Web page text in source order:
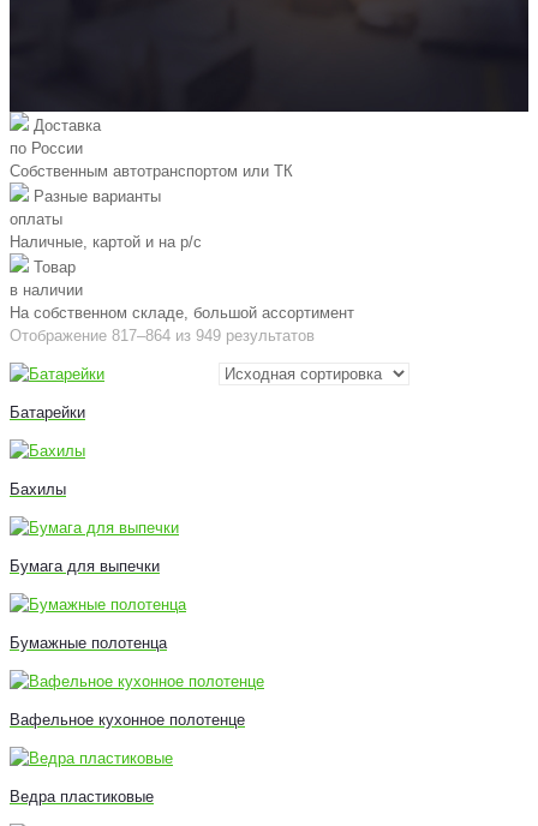
Доставка
по России
Собственным автотранспортом или ТК
Разные варианты
оплаты
Наличные, картой и на р/c
Товар
в наличии
На собственном складе, большой ассортимент
Отображение 817–864 из 949 результатов
Батарейки
Бахилы
Бумага для выпечки
Бумажные полотенца
Вафельное кухонное полотенце
Ведра пластиковые